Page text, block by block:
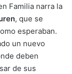
Familia narra la
, que se
esperaban.
un nuevo
deben
de sus